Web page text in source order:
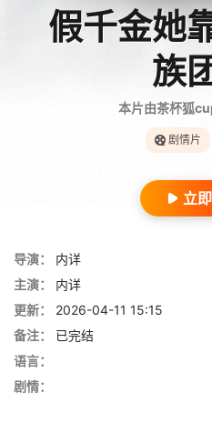
假千金她
族
本片由茶杯狐
剧情片
立
导演：
内详
主演：
内详
更新：
2026-04-11 15:15
备注：
已完结
语言：
剧情：